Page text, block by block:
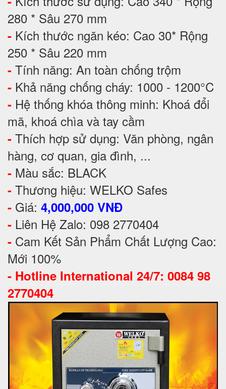
280 * Sâu 270 mm
- Kích thước ngăn kéo: Cao 30* Rộng
250 * Sâu 220 mm
- Tính năng: An toàn chống trộm
- Khả năng chống cháy: 1000 - 1200°C
- Hệ thống khóa thông minh: Khoá đổi
mã, khoá chìa và tay cầm
- Thích hợp sử dụng: Văn phòng, ngân
hàng, cơ quan, gia đình, ...
- Màu sắc: BLACK
- Thương hiệu: WELKO Safes
- Giá: 4,000,000 VNĐ
- Liên Hệ Zalo: 098 2770404
- Cam Kết Sản Phẩm Chất Lượng Cao:
Mới 100%
- Hotline International 24/7: 0084 98
2770404